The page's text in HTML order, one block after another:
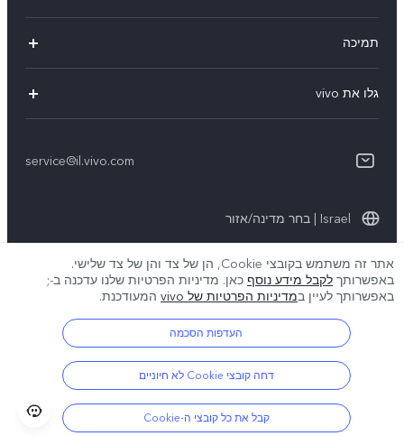
Y36
Y76 5G
Y22s
תמיכה
עדכון מערכת
תקנון שירות
גלו את vivo
אודותינו
תנאי הפרטיות של vivo
service@il.vivo.com
Israel | בחר מדינה/אזור
© 2026 vivo Mobile Communication Co., Ltd. כל הזכויות שמורות.
תמיכת פרטיות
הגדרת קובצי Cookie
אתר זה משתמש בקובצי Cookie, הן של צד והן של צד שלישי.
באפשרותך לקבל מידע נוסף כאן. מדיניות הפרטיות שלנו עדכנה ב-;
באפשרותך לעיין במדיניות הפרטיות של vivo המעודכנת.
העדפות הסכמה
דחה קובצי Cookie לא חיוניים
קבל את כל קובצי ה-Cookie